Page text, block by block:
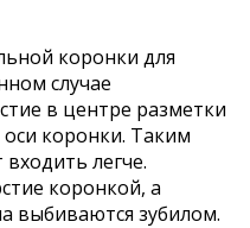
коронки для
случае
в центре разметки
коронки. Таким
легче.
коронкой, а
выбиваются зубилом.